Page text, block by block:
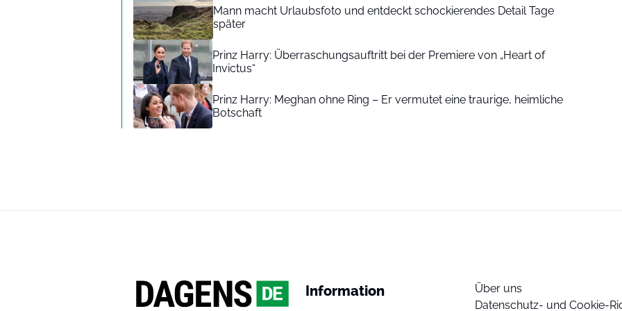
Mann macht Urlaubsfoto und entdeckt schockierendes Detail Tage
später
Prinz Harry: Überraschungsauftritt bei der Premiere von „Heart of
Invictus“
Prinz Harry: Meghan ohne Ring – Er vermutet eine traurige, heimliche
Botschaft
Information
Über uns
Datenschutz- und Cookie-